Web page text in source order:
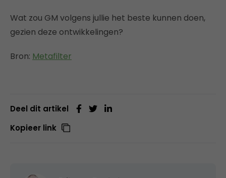
Wat zou GM volgens jullie het beste kunnen doen,
gezien deze ontwikkelingen?
Bron: Metafilter
Deel dit artikel
Kopieer link